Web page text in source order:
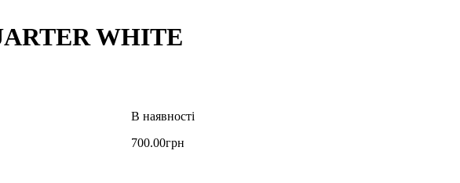
WHITE
700.00грн